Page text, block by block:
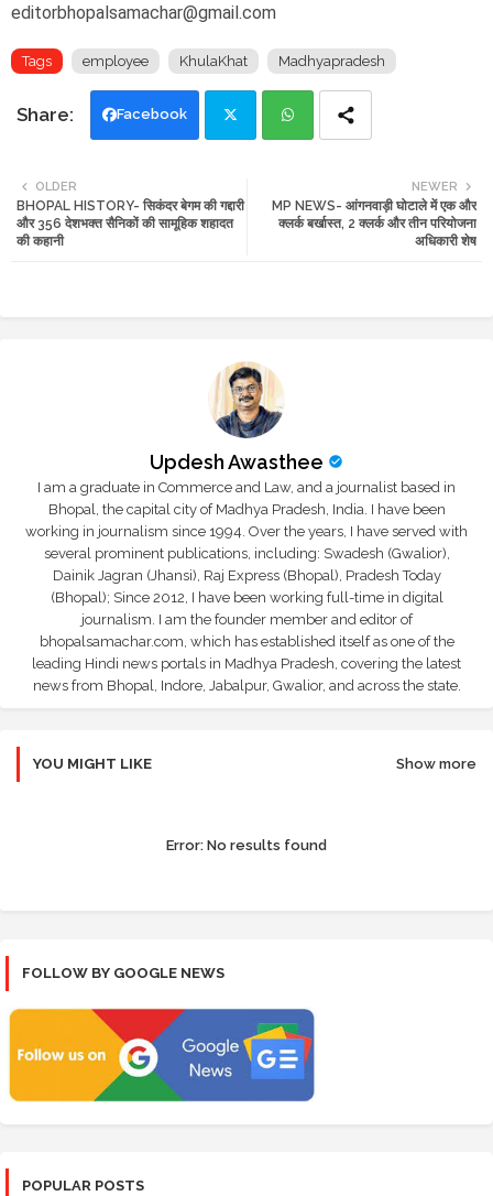
editorbhopalsamachar@gmail.com
Tags employee KhulaKhat Madhyapradesh
Facebook
tte ats
NEWER
MP NEWS- आंगनवाड़ी घोटाले में एक और
क्लर्क बर्खास्त, 2 क्लर्क और तीन परियोजना
अधिकारी शेष
OLDER
BHOPAL HISTORY- सिकंदर बेगम की गद्दारी
और 356 देशभक्त सैनिकों की सामूहिक शहादत
की कहानी
Updesh Awasthee
I am a graduate in Commerce and Law, and a journalist based in
Bhopal, the capital city of Madhya Pradesh, India. I have been
working in journalism since 1994. Over the years, I have served with
several prominent publications, including: Swadesh (Gwalior),
Dainik Jagran (Jhansi), Raj Express (Bhopal), Pradesh Today
(Bhopal); Since 2012, I have been working full-time in digital
journalism. I am the founder member and editor of
bhopalsamachar.com, which has established itself as one of the
leading Hindi news portals in Madhya Pradesh, covering the latest
news from Bhopal, Indore, Jabalpur, Gwalior, and across the state.
YOU MIGHT LIKE Show more
Error: No results found
FOLLOW BY GOOGLE NEWS
POPULAR POSTS